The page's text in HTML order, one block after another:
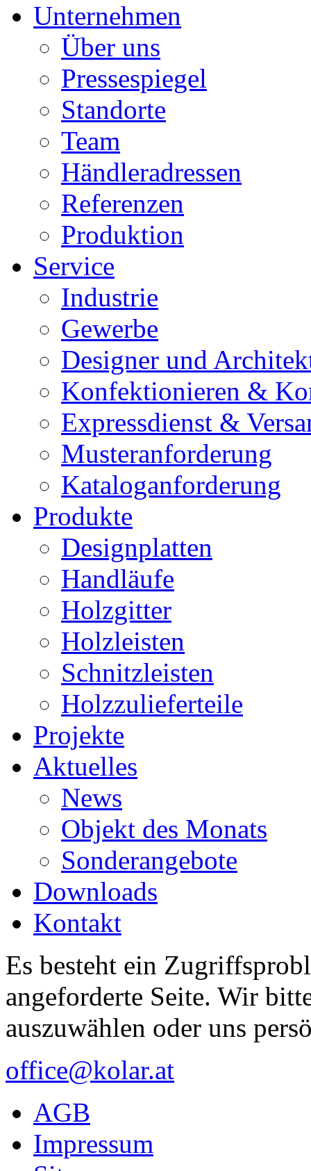
Unternehmen
Über uns
Pressespiegel
Standorte
Team
Händleradressen
Referenzen
Produktion
Service
Industrie
Gewerbe
Designer und
Konfektionieren &
Expressdienst &
Musteranforderung
Kataloganforderung
Produkte
Designplatten
Handläufe
Holzgitter
Holzleisten
Schnitzleisten
Holzzulieferteile
Projekte
Aktuelles
News
Objekt des Monats
Sonderangebote
Downloads
Kontakt
Es besteht ein
angeforderte Seite. Wir
auszuwählen oder uns
office@kolar.at
AGB
Impressum